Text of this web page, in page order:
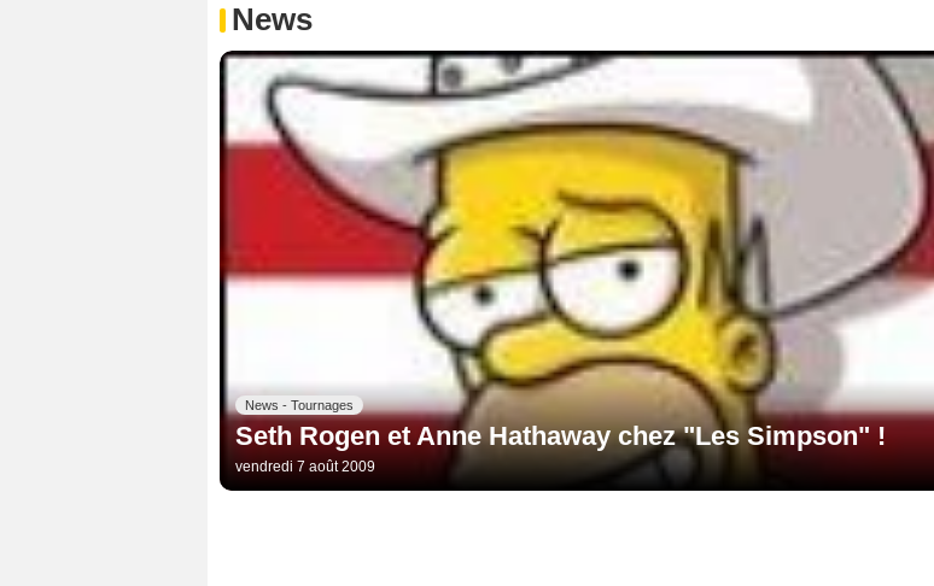
News
News - Tournages
Seth Rogen et Anne Hathaway chez "Les Simpson" !
vendredi 7 août 2009